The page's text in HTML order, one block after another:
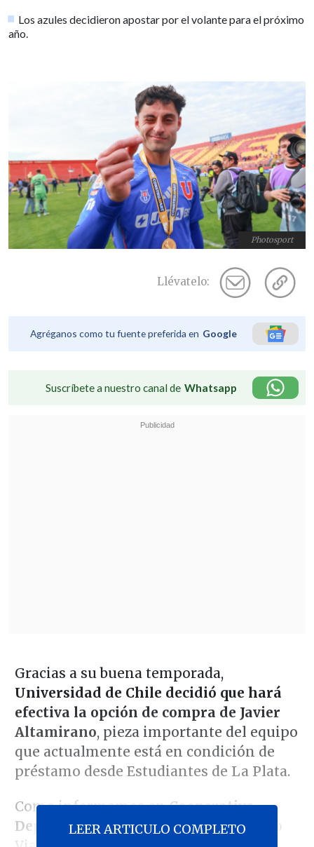
Los azules decidieron apostar por el volante para el próximo
año.
Photosport
Llévatelo:
Agréganos como tu fuente preferida en Google
Suscríbete a nuestro canal de Whatsapp
Gracias a su buena temporada,
Universidad de Chile decidió que hará
efectiva la opción de compra de Javier
Altamirano, pieza importante del equipo
que actualmente está en condición de
préstamo desde Estudiantes de La Plata.
Como informamos enCooperativa
Deportes, la dirigencia del "Romántico
LEER ARTICULO COMPLETO